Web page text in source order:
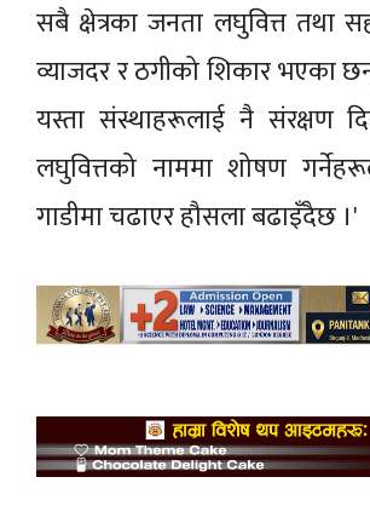
सबै क्षेत्रका जनता लघुवित्त तथा
व्याजदर र ठगीको शिकार भएका
यस्ता संस्थाहरूलाई नै संरक्षण
लघुवित्तको नाममा शोषण
गाडीमा चढाएर हौसला बढाइँदैछ ।'